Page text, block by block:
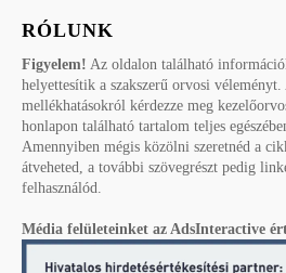
RÓLUNK
Figyelem! Az oldalon található
helyettesítik a szakszerű orvosi
mellékhatásokról kérdezze meg
honlapon található tartalom teljes
Amennyiben mégis közölni szeretnéd a
átveheted, a további szövegrészt pedig
felhasználód.
Média felületeinket az AdsInteractive